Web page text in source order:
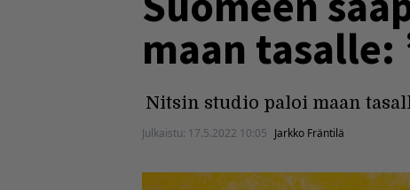
maan
Nitsin studio paloi maan
Julkaistu: 17.5.2022 10:05 Jarkko Fräntilä